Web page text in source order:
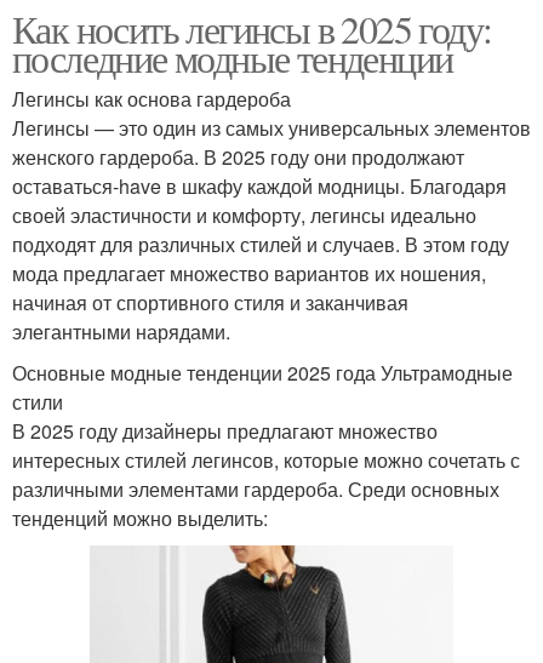
Как носить легинсы в 2025 году:
последние модные тенденции
Легинсы как основа гардероба
Легинсы — это один из самых универсальных элементов
женского гардероба. В 2025 году они продолжают
оставаться-have в шкафу каждой модницы. Благодаря
своей эластичности и комфорту, легинсы идеально
подходят для различных стилей и случаев. В этом году
мода предлагает множество вариантов их ношения,
начиная от спортивного стиля и заканчивая
элегантными нарядами.
Основные модные тенденции 2025 года Ультрамодные
стили
В 2025 году дизайнеры предлагают множество
интересных стилей легинсов, которые можно сочетать с
различными элементами гардероба. Среди основных
тенденций можно выделить: